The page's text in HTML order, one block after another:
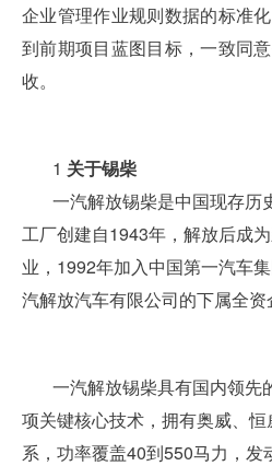
企业管理作业规则数据的标准
到前期项目蓝图目标，一致同
收。
1 关于锡柴
一汽解放锡柴是中国现存历
工厂创建自1943年，解放后成
业，1992年加入中国第一汽车
汽解放汽车有限公司的下属全资
一汽解放锡柴具有国内领先
项关键核心技术，拥有奥威、
系，功率覆盖40到550马力，